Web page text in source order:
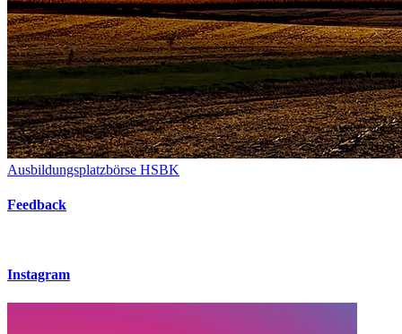
Ausbildungsplatzbörse HSBK
Feedback
Instagram